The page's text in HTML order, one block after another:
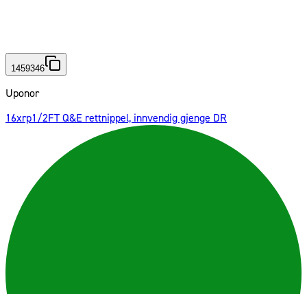
1459346
Uponor
16xrp1/2FT Q&E rettnippel, innvendig gjenge DR